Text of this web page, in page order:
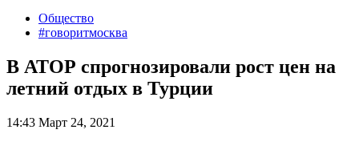
Общество
#говоритмосква
В АТОР спрогнозировали рост цен на
летний отдых в Турции
14:43 Март 24, 2021